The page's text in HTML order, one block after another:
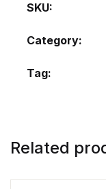
SKU:
Category:
Tag:
Related